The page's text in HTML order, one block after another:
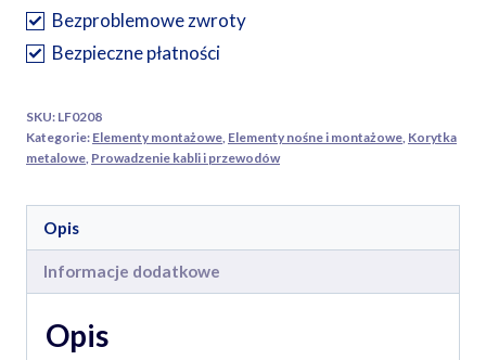
300Bezproblemowe zwroty
Bezpieczne płatności
SKU: LF0208
Kategorie: Elementy montażowe, Elementy nośne i montażowe, Korytka
metalowe, Prowadzenie kabli i przewodów
Opis
Informacje dodatkowe
Opis